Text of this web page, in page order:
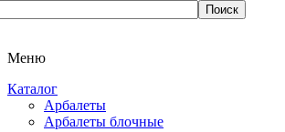
Меню
Каталог
Арбалеты
Арбалеты блочные